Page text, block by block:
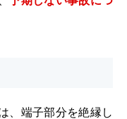
、端子部分を絶縁し